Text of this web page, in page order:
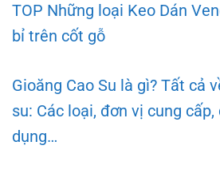
TOP Những loại Keo Dán
bỉ trên cốt gỗ
Gioăng Cao Su là gì? Tất cả
su: Các loại, đơn vị cung
dụng…